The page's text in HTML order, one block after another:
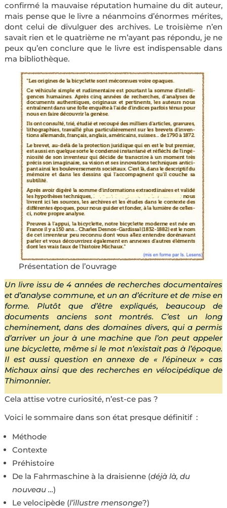
confirmé la mauvaise réputation humaine du dit auteur,
mais pense que le livre a néanmoins d’énormes mérites,
dont celui de divulguer des archives. Le troisième n’en
savait rien et le quatrième ne m’ayant pas répondu, je ne
peux qu’en conclure que le livre est indispensable dans
ma bibliothèque.
Présentation de l’ouvrage
Un livre issu de 4 années de recherches documentaires
et d’analyse commune, et un an d’écriture et de mise en
forme. Plutôt que d’être expliqués, beaucoup de
documents anciens sont montrés. C’est un long
cheminement, dans des domaines divers, qui a permis
d’arriver un jour à une machine que l’on peut appeler
une bicyclette, même si le mot n’existait pas à l’époque.
Il est aussi question en annexe de « l’épineux » cas
Michaux ainsi que des recherches en vélocipédique de
Thimonnier.
Cela attise votre curiosité, n’est-ce pas ?
Voici le sommaire dans son état presque définitif :
Méthode
Contexte
Préhistoire
De la Fahrmaschine à la draisienne (déjà là, du
nouveau …)
Le velocipède (l’illustre mensonge?)